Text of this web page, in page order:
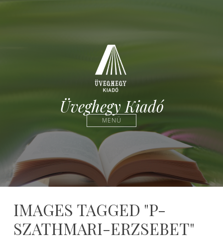
Üveghegy Kiadó
MENÜ
IMAGES TAGGED "P-
SZATHMARI-ERZSEBET"